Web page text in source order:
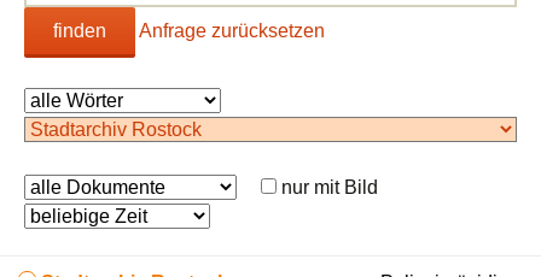
finden Anfrage zurücksetzen
nur mit Bild